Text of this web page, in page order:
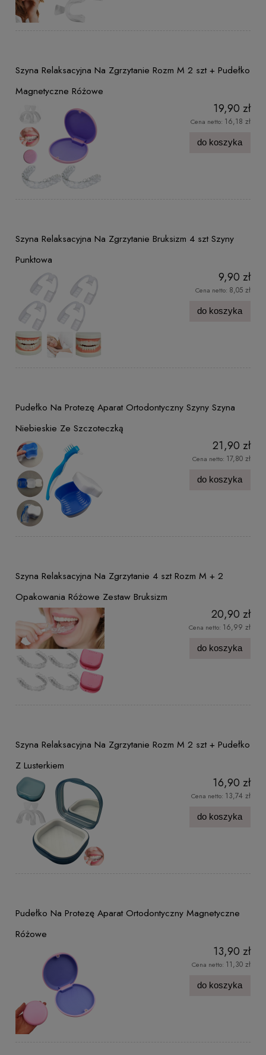
Szyna Relaksacyjna Na Zgrzytanie Rozm M 2 szt + Pudełko
Magnetyczne Różowe
19,90 zł
Cena netto: 16,18 zł
do koszyka
Szyna Relaksacyjna Na Zgrzytanie Bruksizm 4 szt Szyny
Punktowa
9,90 zł
Cena netto: 8,05 zł
do koszyka
Pudełko Na Protezę Aparat Ortodontyczny Szyny Szyna
Niebieskie Ze Szczoteczką
21,90 zł
Cena netto: 17,80 zł
do koszyka
Szyna Relaksacyjna Na Zgrzytanie 4 szt Rozm M + 2
Opakowania Różowe Zestaw Bruksizm
20,90 zł
Cena netto: 16,99 zł
do koszyka
Szyna Relaksacyjna Na Zgrzytanie Rozm M 2 szt + Pudełko
Z Lusterkiem
16,90 zł
Cena netto: 13,74 zł
do koszyka
Pudełko Na Protezę Aparat Ortodontyczny Magnetyczne
Różowe
13,90 zł
Cena netto: 11,30 zł
do koszyka